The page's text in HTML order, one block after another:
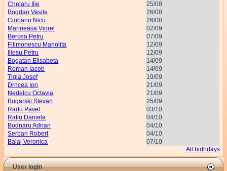
Chelaru Ilie
25/08
Bogdan Vasile
26/08
Ciobanu Nicu
26/08
Marineasa Viorel
02/09
Bercea Petru
07/09
Filimonescu Manolita
12/09
Iliesu Petru
12/09
Bogatan Elisabeta
14/09
Roman Iacob
14/09
Tigla Josef
19/09
Drncea Ion
21/09
Nedelcu Octavia
21/09
Bugarski Stevan
25/09
Radu Pavel
03/10
Ratiu Daniela
04/10
Bodnaru Adrian
04/10
Serban Robert
04/10
Balaj Veronica
07/10
All birthdays
User login